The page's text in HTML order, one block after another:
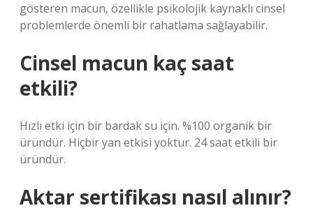
gösteren macun, özellikle psikolojik kaynaklı cinsel
problemlerde önemli bir rahatlama sağlayabilir.
Cinsel macun kaç saat
etkili?
Hızlı etki için bir bardak su için. %100 organik bir
üründür. Hiçbir yan etkisi yoktur. 24 saat etkili bir
üründür.
Aktar sertifikası nasıl alınır?